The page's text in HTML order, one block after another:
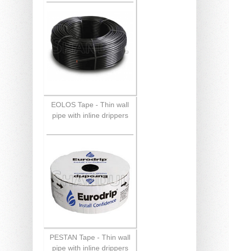
EOLOS Tape - Thin wall
pipe with inline drippers
PESTAN Tape - Thin wall
pipe with inline drippers